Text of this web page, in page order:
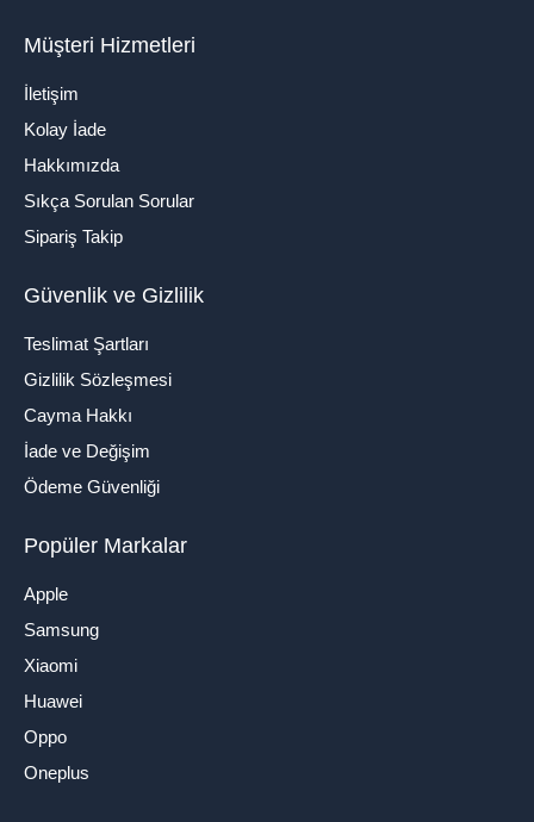
Müşteri Hizmetleri
İletişim
Kolay İade
Hakkımızda
Sıkça Sorulan Sorular
Sipariş Takip
Güvenlik ve Gizlilik
Teslimat Şartları
Gizlilik Sözleşmesi
Cayma Hakkı
İade ve Değişim
Ödeme Güvenliği
Popüler Markalar
Apple
Samsung
Xiaomi
Huawei
Oppo
Oneplus